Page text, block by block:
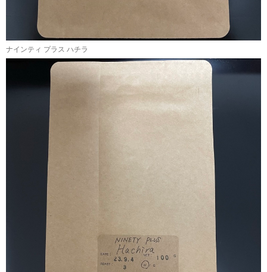
ナインティ プラス ハチラ